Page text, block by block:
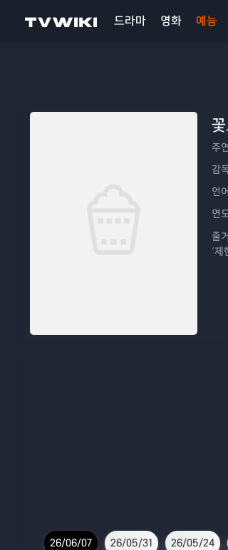
드라마 영화 예능
주
감
언
연
줄
‘
26/06/07 26/05/31 26/05/24